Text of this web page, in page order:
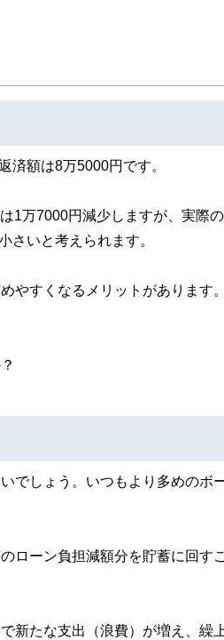
済額は8万5000円です。
1万7000円減少しますが、実際
さいと考えられます。
やすくなるメリットがあります
でしょう。いつもより多めのボ
ローン負担減額分を貯蓄に回す
新たな支出（浪費）が増え、繰